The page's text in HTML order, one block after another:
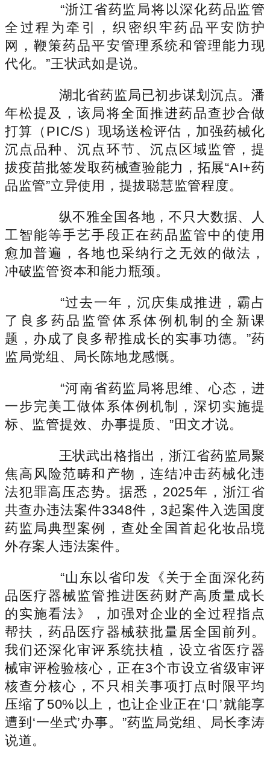
“浙江省药监局将以深化药品监管
全过程为牵引，织密织牢药品平安防护
网，鞭策药品平安管理系统和管理能力现
代化。”王状武如是说。
湖北省药监局已初步谋划沉点。潘
年松提及，该局将全面推进药品查抄合做
打算（PIC/S）现场送检评估，加强药械化
沉点品种、沉点环节、沉点区域监管，提
拔疫苗批签发取药械查验能力，拓展“AI+药
品监管”立异使用，提拔聪慧监管程度。
纵不雅全国各地，不只大数据、人
工智能等手艺手段正在药品监管中的使用
愈加普遍，各地也采纳行之无效的做法，
冲破监管资本和能力瓶颈。
“过去一年，沉庆集成推进，霸占
了良多药品监管体系体例机制的全新课
题，办成了良多帮推成长的实事功德。”药
监局党组、局长陈地龙感慨。
“河南省药监局将思维、心态，进
一步完美工做体系体例机制，深切实施提
标、监管提效、办事提质、”田文才说。
王状武出格指出，浙江省药监局聚
焦高风险范畴和产物，连结冲击药械化违
法犯罪高压态势。据悉，2025年，浙江省
共查办违法案件3348件，3起案件入选国度
药监局典型案例，查处全国首起化妆品境
外存案人违法案件。
“山东以省印发《关于全面深化药
品医疗器械监管推进医药财产高质量成长
的实施看法》，加强对企业的全过程指点
帮扶，药品医疗器械获批量居全国前列。
我们还深化审评系统扶植，设立省医疗器
械审评检验核心，正在3个市设立省级审评
核查分核心，不只相关事项打点时限平均
压缩了50%以上，也让企业正在‘口’就能享
遭到‘一坐式’办事。”药监局党组、局长李涛
说道。